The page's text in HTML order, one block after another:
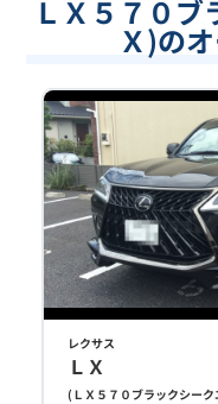
ＬＸ５７０ブ
Ｘ)の
レクサス
ＬＸ
( ＬＸ５７０ブラックシーク